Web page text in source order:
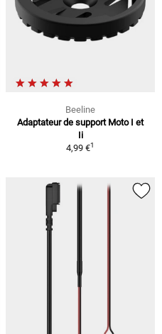
Beeline
Adaptateur de support Moto I et
Ii
4,99 €1